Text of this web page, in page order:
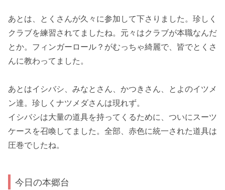
あとは、とくさんが久々に参加して下さりました。珍しく
クラブを練習されてましたね。元々はクラブが本職なんだ
とか。フィンガーロール？がむっちゃ綺麗で、皆でとくさ
んに教わってました。
あとはイシバシ、みなとさん、かつきさん、とよのイツメ
ン達。珍しくナツメダさんは現れず。
イシバシは大量の道具を持ってくるために、ついにスーツ
ケースを召喚してました。全部、赤色に統一された道具は
圧巻でしたね。
今日の本郷台